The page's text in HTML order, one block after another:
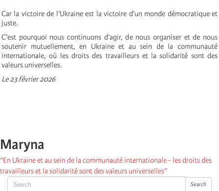
Search Search
Car la victoire de l’Ukraine est la victoire d’un monde démocratique et
juste.
C’est pourquoi nous continuons d’agir, de nous organiser et de nous
soutenir mutuellement, en Ukraine et au sein de la communauté
internationale, où les droits des travailleurs et la solidarité sont des
valeurs universelles.
Le 23 février 2026
Maryna
“En Ukraine et au sein de la communauté internationale - les droits des
travailleurs et la solidarité sont des valeurs universelles”